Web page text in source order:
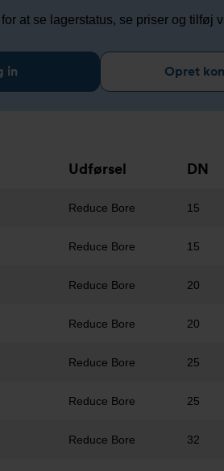
at se lagerstatus, se priser og tilføj
in Opret
Udførsel DN
Reduce Bore 15
Reduce Bore 15
Reduce Bore 20
Reduce Bore 20
Reduce Bore 25
Reduce Bore 25
Reduce Bore 32